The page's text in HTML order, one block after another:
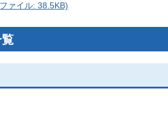
ァイル: 38.5KB)